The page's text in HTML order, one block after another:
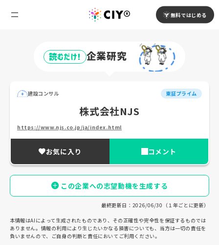
無料ではじめる
読むだけ! 企業研究
建設コンサル 東証プライム
株式会社NJS
https://www.njs.co.jp/ja/index.html
お気に入り コメント
この企業への志望動機を生成する
最終更新日：2026/06/30（１年ごとに更新）
本情報はAIによって生成されたものであり、その正確性や完全性を保証するものでは
ありません。情報の利用により生じたいかなる損害についても、当方は一切の責任を
負いませんので、ご自身の判断と責任においてご利用ください。